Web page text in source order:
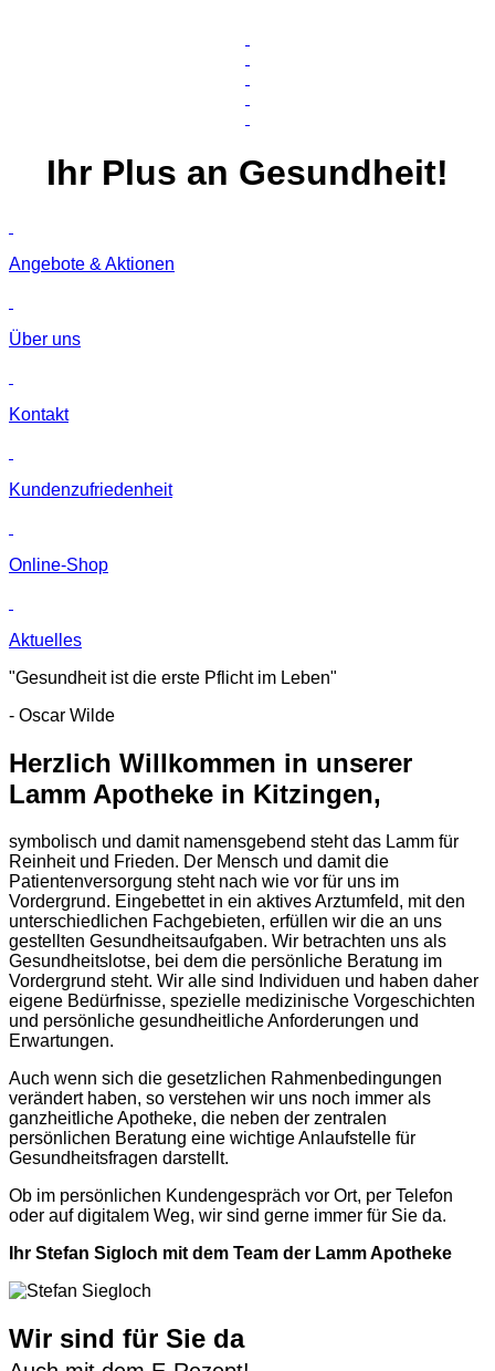
Ihr Plus an Gesundheit!
Angebote & Aktionen
Über uns
Kontakt
Kunden­zufriedenheit
Online-Shop
Aktuelles
"Gesundheit ist die erste Pflicht im Leben"
- Oscar Wilde
Herzlich Willkommen in unserer
Lamm Apotheke in Kitzingen,
symbolisch und damit namensgebend steht das Lamm für
Reinheit und Frieden. Der Mensch und damit die
Patientenversorgung steht nach wie vor für uns im
Vordergrund. Eingebettet in ein aktives Arztumfeld, mit den
unterschiedlichen Fachgebieten, erfüllen wir die an uns
gestellten Gesundheitsaufgaben. Wir betrachten uns als
Gesundheitslotse, bei dem die persönliche Beratung im
Vordergrund steht. Wir alle sind Individuen und haben daher
eigene Bedürfnisse, spezielle medizinische Vorgeschichten
und persönliche gesundheitliche Anforderungen und
Erwartungen.
Auch wenn sich die gesetzlichen Rahmenbedingungen
verändert haben, so verstehen wir uns noch immer als
ganzheitliche Apotheke, die neben der zentralen
persönlichen Beratung eine wichtige Anlaufstelle für
Gesundheitsfragen darstellt.
Ob im persönlichen Kundengespräch vor Ort, per Telefon
oder auf digitalem Weg, wir sind gerne immer für Sie da.
Ihr Stefan Sigloch mit dem Team der Lamm Apotheke
Wir sind für Sie da